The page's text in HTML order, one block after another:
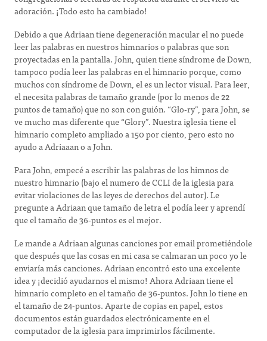
adoración. ¡Todo esto ha cambiado!
Debido a que Adriaan tiene degeneración macular el no puede
leer las palabras en nuestros himnarios o palabras que son
proyectadas en la pantalla. John, quien tiene síndrome de Down,
tampoco podía leer las palabras en el himnario porque, como
muchos con síndrome de Down, el es un lector visual. Para leer,
el necesita palabras de tamaño grande (por lo menos de 22
puntos de tamaño) que no son con guión. “Glo-ry”, para John, se
ve mucho mas diferente que “Glory”. Nuestra iglesia tiene el
himnario completo ampliado a 150 por ciento, pero esto no
ayudo a Adriaaan o a John.
Para John, empecé a escribir las palabras de los himnos de
nuestro himnario (bajo el numero de CCLI de la iglesia para
evitar violaciones de las leyes de derechos del autor). Le
pregunte a Adriaan que tamaño de letra el podía leer y aprendí
que el tamaño de 36-puntos es el mejor.
Le mande a Adriaan algunas canciones por email prometiéndole
que después que las cosas en mi casa se calmaran un poco yo le
enviaría más canciones. Adriaan encontró esto una excelente
idea y ¡decidió ayudarnos el mismo! Ahora Adriaan tiene el
himnario completo en el tamaño de 36-puntos. John lo tiene en
el tamaño de 24-puntos. Aparte de copias en papel, estos
documentos están guardados electrónicamente en el
computador de la iglesia para imprimirlos fácilmente.